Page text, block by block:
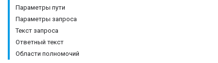
Параметры пути
Параметры запроса
Текст запроса
Ответный текст
Области полномочий